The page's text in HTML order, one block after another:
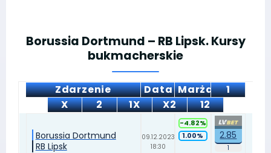
Borussia Dortmund – RB Lipsk. Kursy
bukmacherskie
Zdarzenie Data
1
X
2 1X X2 12
Marża
Borussia Dortmund
RB Lipsk
09.12.2023
18:30
2.85
-4.82%
1.00%